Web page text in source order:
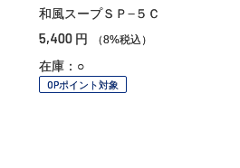
和風スープＳＰ−５Ｃ
5,400 円 （8%税込）
在庫：○
OPポイント対象